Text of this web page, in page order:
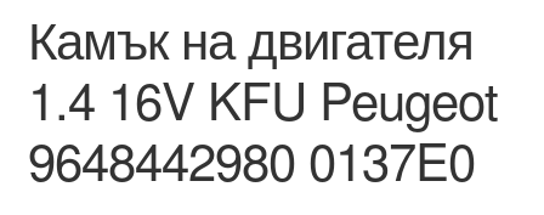
Транспорт
Камък на двигателя
1.4 16V KFU Peugeot
9648442980 0137E0